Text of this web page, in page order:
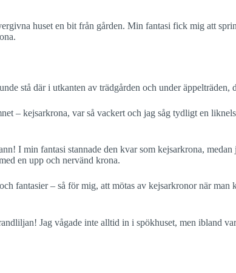
huset en bit från gården. Min fantasi fick mig att
stå där i utkanten av trädgården och under
– kejsarkrona, var så vackert och jag såg tydligt en
I min fantasi stannade den kvar som kejsarkrona,
en upp och nervänd krona.
fantasier – så för mig, att mötas av kejsarkronor när
Jag vågade inte alltid in i spökhuset, men ibland